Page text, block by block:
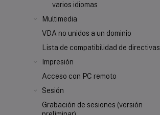
varios idiomas
Multimedia
VDA no unidos a un dominio
Lista de compatibilidad de directivas
Impresión
Acceso con PC remoto
Sesión
Grabación de sesiones (versión